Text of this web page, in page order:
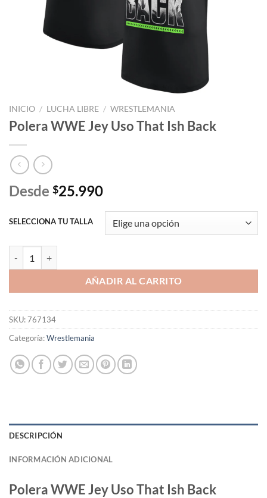
INICIO / LUCHA LIBRE / WRESTLEMANIA
Polera WWE Jey Uso That Ish Back
Desde $25.990
SELECCIONA TU TALLA
AÑADIR AL CARRITO
SKU:767134
Categoría:Wrestlemania
DESCRIPCIÓN
INFORMACIÓN ADICIONAL
Polera WWE Jey Uso That Ish Back